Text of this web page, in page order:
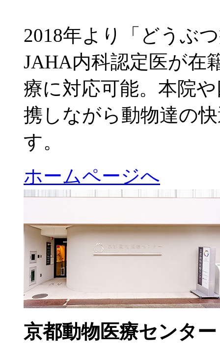
2018年より「どうぶ
JAHA内科認定医が在
療に対応可能。本院
携しながら動物達の
す。
ホームページへ
京都動物医療センター